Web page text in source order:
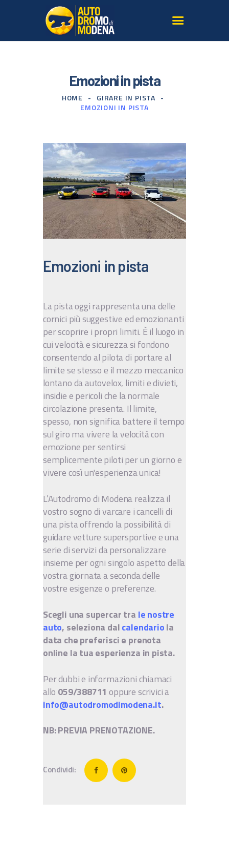
L’AUTODROMO
CORSI GUIDA SICURA
SERVIZI PER AGENZIE
GALLERY E MEDIA
ISCRIVITI ALLA
NEWSLETTER
CONTATTI
DOVE SIAMO
IT
Emozioni in pista
HOME
GIRARE IN PISTA
EMOZIONI IN PISTA
Emozioni in pista
La pista oggi rappresenta una delle
cornici più suggestive ed emozionanti
per scoprire i propri limiti. È il luogo in
cui velocità e sicurezza si fondono
consentendo al pilota di portare al
limite se stesso e il mezzo meccanico
lontano da autovelox, limiti e divieti,
insidie e pericoli che la normale
circolazione presenta. Il limite,
spesso, non significa battere il tempo
sul giro ma vivere la velocità con
emozione per sentirsi
semplicemente piloti per un giorno e
vivere così un'esperienza unica!
L’Autodromo di Modena realizza il
vostro sogno di varcare i cancelli di
una pista offrendo la possibilità di
guidare vetture supersportive e una
serie di servizi da personalizzare
insieme per ogni singolo aspetto della
vostra giornata a seconda delle
vostre esigenze o preferenze.
Scegli una supercar tra le nostre
auto, seleziona dalcalendariola
data che preferisci e prenota
online la tua esperienza in pista.
Per dubbi e informazioni chiamaci
allo 059/388711oppure scrivici a
info@autodromodimodena.it.
NB: PREVIA PRENOTAZIONE.
Condividi: